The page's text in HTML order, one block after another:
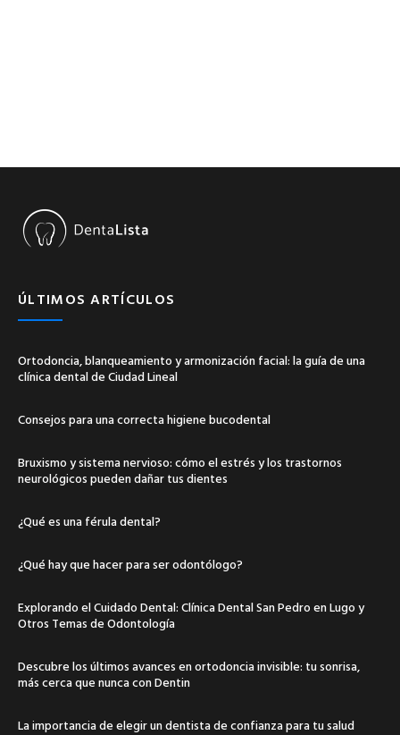
ÚLTIMOS ARTÍCULOS
Ortodoncia, blanqueamiento y armonización facial: la guía de una
clínica dental de Ciudad Lineal
Consejos para una correcta higiene bucodental
Bruxismo y sistema nervioso: cómo el estrés y los trastornos
neurológicos pueden dañar tus dientes
¿Qué es una férula dental?
¿Qué hay que hacer para ser odontólogo?
Explorando el Cuidado Dental: Clínica Dental San Pedro en Lugo y
Otros Temas de Odontología
Descubre los últimos avances en ortodoncia invisible: tu sonrisa,
más cerca que nunca con Dentin
La importancia de elegir un dentista de confianza para tu salud